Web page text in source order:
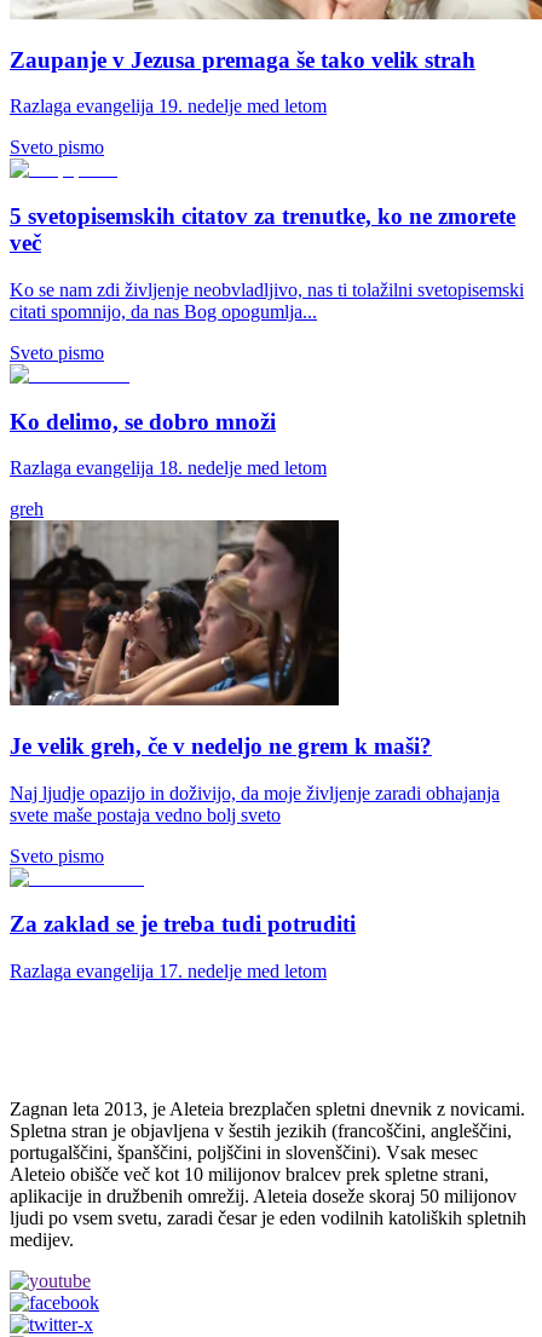
Zaupanje v Jezusa premaga še tako velik strah
Razlaga evangelija 19. nedelje med letom
Sveto pismo
5 svetopisemskih citatov za trenutke, ko ne zmorete
več
Ko se nam zdi življenje neobvladljivo, nas ti tolažilni svetopisemski
citati spomnijo, da nas Bog opogumlja...
Sveto pismo
Ko delimo, se dobro množi
Razlaga evangelija 18. nedelje med letom
greh
Je velik greh, če v nedeljo ne grem k maši?
Naj ljudje opazijo in doživijo, da moje življenje zaradi obhajanja
svete maše postaja vedno bolj sveto
Sveto pismo
Za zaklad se je treba tudi potruditi
Razlaga evangelija 17. nedelje med letom
Zagnan leta 2013, je Aleteia brezplačen spletni dnevnik z novicami.
Spletna stran je objavljena v šestih jezikih (francoščini, angleščini,
portugalščini, španščini, poljščini in slovenščini). Vsak mesec
Aleteio obišče več kot 10 milijonov bralcev prek spletne strani,
aplikacije in družbenih omrežij. Aleteia doseže skoraj 50 milijonov
ljudi po vsem svetu, zaradi česar je eden vodilnih katoliških spletnih
medijev.